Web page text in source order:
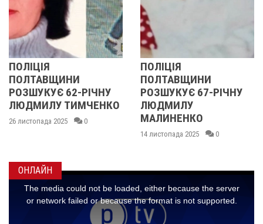
62-РІЧНУ
ТИМЧЕНКО
2025 0
ПОЛІЦІЯ
ПОЛТАВЩИНИ
РОЗШУКУЄ 67-РІЧНУ
ЛЮДМИЛУ
МАЛИНЕНКО
14 листопада 2025 0
ОНЛАЙН